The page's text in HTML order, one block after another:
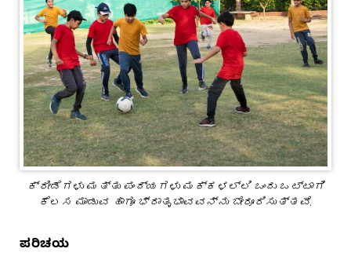
ಕ್ರೀಡೆಗಳು ಮತ್ತು ಪಂದ್ಯಗಳು ಮಕ್ಕಳಲ್ಲಿ ಒಂದು ಒಟ್ಟಾಗಿ
ಕೆಲಸ ಮಾಡುವ ಹಾಗೂ ಭ್ರಾತೃಭಾವವನ್ನು ಬೇರೂರಿಸುತ್ತವೆ.
ಪರಿಚಯ